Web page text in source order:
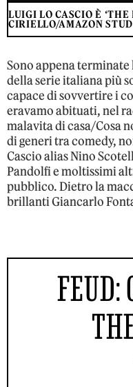
LUIGI LO CASCIO È ‘THE
CIRIELLO/AMAZON
Sono appena terminate
della serie italiana più
capace di sovvertire i
eravamo abituati, nel
malavita di casa/Cosa
di generi tra comedy,
Cascio alias Nino
Pandolfi e moltissimi
pubblico. Dietro la
brillanti Giancarlo
FEUD: